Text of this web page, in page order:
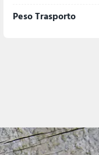
Peso Trasporto